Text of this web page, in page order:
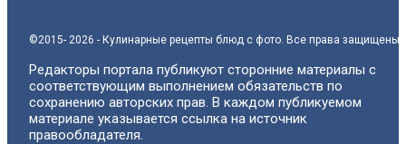
©2015- 2026 - Кулинарные рецепты блюд с фото. Все права защищены.
Редакторы портала публикуют сторонние материалы с
соответствующим выполнением обязательств по
сохранению авторских прав. В каждом публикуемом
материале указывается ссылка на источник
правообладателя.